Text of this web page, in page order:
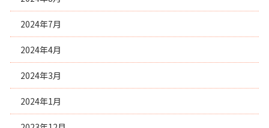
2024年7月
2024年4月
2024年3月
2024年1月